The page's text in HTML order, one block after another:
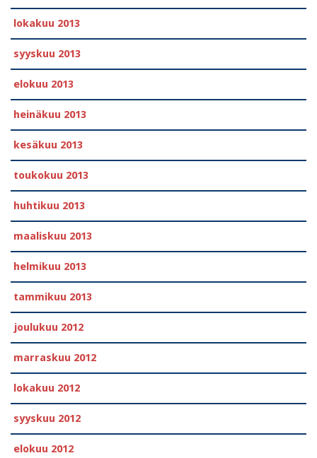
lokakuu 2013
syyskuu 2013
elokuu 2013
heinäkuu 2013
kesäkuu 2013
toukokuu 2013
huhtikuu 2013
maaliskuu 2013
helmikuu 2013
tammikuu 2013
joulukuu 2012
marraskuu 2012
lokakuu 2012
syyskuu 2012
elokuu 2012